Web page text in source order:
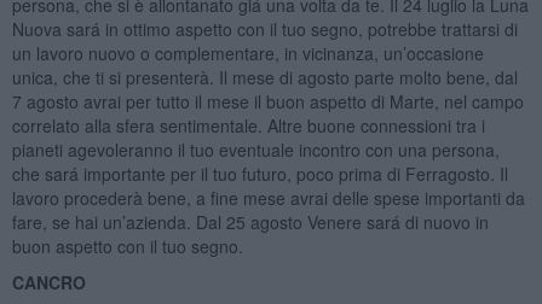
Nuova sará in ottimo aspetto con il tuo segno, potrebbe trattarsi di
un lavoro nuovo o complementare, in vicinanza, un’occasione
unica, che ti si presenterà. Il mese di agosto parte molto bene, dal
7 agosto avrai per tutto il mese il buon aspetto di Marte, nel campo
correlato alla sfera sentimentale. Altre buone connessioni tra i
pianeti agevoleranno il tuo eventuale incontro con una persona,
che sará importante per il tuo futuro, poco prima di Ferragosto. Il
lavoro procederà bene, a fine mese avrai delle spese importanti da
fare, se hai un’azienda. Dal 25 agosto Venere sará di nuovo in
buon aspetto con il tuo segno.
CANCRO